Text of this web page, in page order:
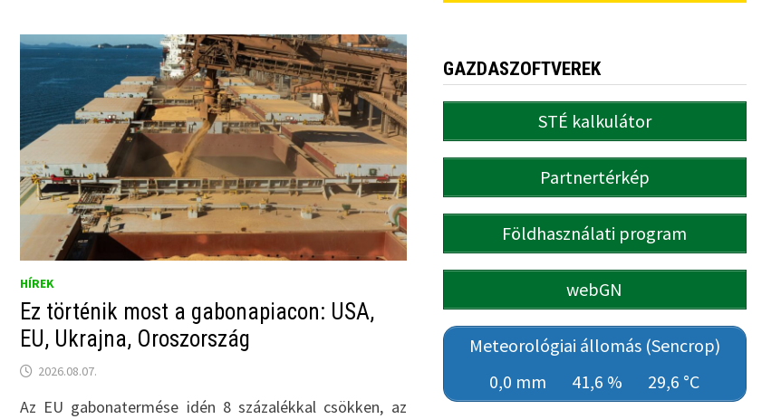
HÍREK
Ez történik most a gabonapiacon: USA,
EU, Ukrajna, Oroszország
2026.08.07.
Az EU gabonatermése idén 8 százalékkal csökken, az
GAZDASZOFTVEREK
STÉ kalkulátor
Partnertérkép
Földhasználati program
webGN
Meteorológiai állomás (Sencrop)
0,0 mm
41,6 % 29,6 °C